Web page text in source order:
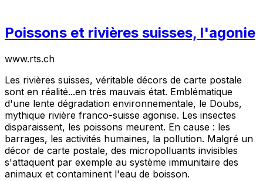
Poissons et rivières suisses, l'agonie
www.rts.ch
Les rivières suisses, véritable décors de carte postale
sont en réalité...en très mauvais état. Emblématique
d'une lente dégradation environnementale, le Doubs,
mythique rivière franco-suisse agonise. Les insectes
disparaissent, les poissons meurent. En cause : les
barrages, les activités humaines, la pollution. Malgré un
décor de carte postale, des micropolluants invisibles
s'attaquent par exemple au système immunitaire des
animaux et contaminent l'eau de boisson.